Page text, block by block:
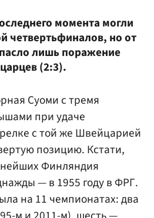
момента могли
четвертьфиналов, но от
лишь поражение
(2:3).
Суоми с тремя
при удаче
с той же Швейцарией
позицию. Кстати,
Финляндия
— в 1955 году в ФРГ.
на 11 чемпионатах: два